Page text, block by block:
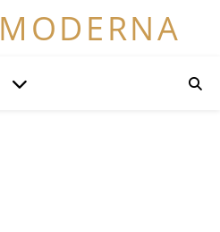
MODERNA